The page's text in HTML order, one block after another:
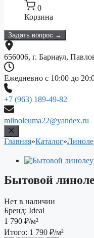
0
Корзина
Задать вопрос →
656006, г. Барнаул,
Ежедневно с 10:00 до
+7 (963) 189-49-82
mlinoleuma22@yandex.ru
Главная»Каталог»
Бытовой
Нет в наличии
Бренд: Ideal
1 790 ₽/м²
Итого: 1 790 ₽/м²